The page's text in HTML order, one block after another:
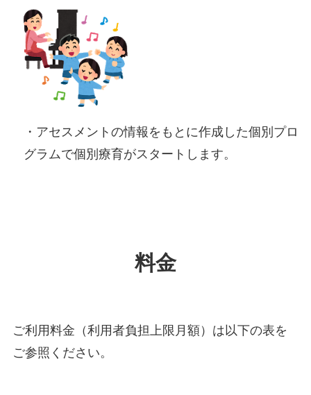
・アセスメントの情報をもとに作成した個別プロ
グラムで個別療育がスタートします。
料金
ご利用料金（利用者負担上限月額）は以下の表を
ご参照ください。